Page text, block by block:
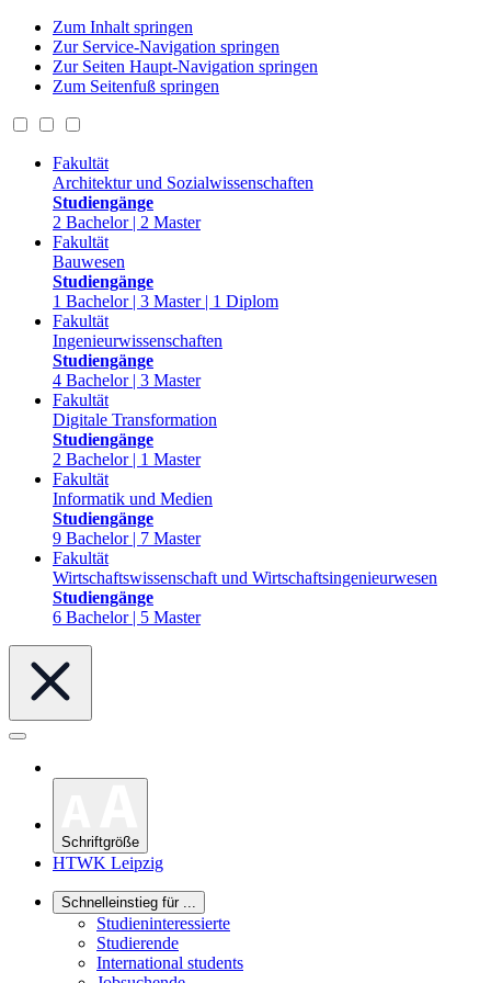
Zum Inhalt springen
Zur Service-Navigation springen
Zur Seiten Haupt-Navigation springen
Zum Seitenfuß springen
Fakultät
Architektur und Sozialwissenschaften
Studiengänge
2 Bachelor | 2 Master
Fakultät
Bauwesen
Studiengänge
1 Bachelor | 3 Master | 1 Diplom
Fakultät
Ingenieurwissenschaften
Studiengänge
4 Bachelor | 3 Master
Fakultät
Digitale Transformation
Studiengänge
2 Bachelor | 1 Master
Fakultät
Informatik und Medien
Studiengänge
9 Bachelor | 7 Master
Fakultät
Wirtschaftswissenschaft und Wirtschaftsingenieurwesen
Studiengänge
6 Bachelor | 5 Master
Schriftgröße
HTWK Leipzig
Schnelleinstieg für ...
Studieninteressierte
Studierende
International students